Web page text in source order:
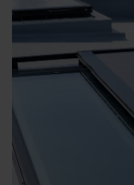
FACHKUNDEN